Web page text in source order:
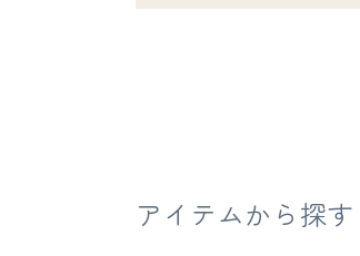
アイテムから探す